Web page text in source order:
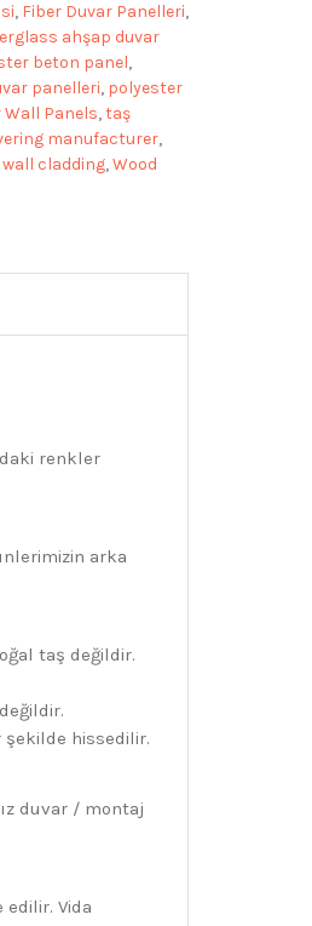
, Fiber Duvar Panelleri,
ahşap duvar
beton panel,
panelleri, polyester
Panels,taş
manufacturer,
wall cladding,Wood
renkler
arka
taş değildir.
şekilde hissedilir.
duvar / montaj
Vida